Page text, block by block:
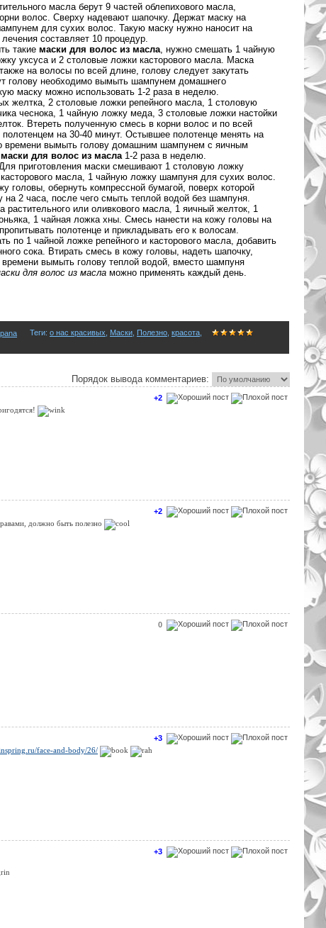
масла берут 9 частей облепихового масла,
волос. Сверху надевают шапочку. Держат маску на
для сухих волос. Такую маску нужно наносит на
составляет 10 процедур.
такие маски для волос из масла, нужно смешать 1 чайную
уксуса и 2 столовые ложки касторового масла. Маска
на волосы по всей длине, голову следует закутать
голову необходимо вымыть шампунем домашнего
маску можно использовать 1-2 раза в неделю.
желтка, 2 столовые ложки репейного масла, 1 столовую
чеснока, 1 чайную ложку меда, 3 столовые ложки настойки
Втереть полученную смесь в корни волос и по всей
на 30-40 минут. Остывшее полотенце менять на
времени вымыть голову домашним шампунем с яичным
маски для волос из масла1-2 раза в неделю.
приготовления маски смешивают 1 столовую ложку
масла, 1 чайную ложку шампуня для сухих волос.
головы, обернуть компрессной бумагой, поверх которой
на 2 часа, после чего смыть теплой водой без шампуня.
растительного или оливкового масла, 1 яичный желток, 1
1 чайная ложка хны. Смесь нанести на кожу головы на
полотенце и прикладывать его к волосам.
по 1 чайной ложке репейного и касторового масла, добавить
сока. Втирать смесь в кожу головы, надеть шапочку,
вымыть голову теплой водой, вместо шампуня
для волос из масла можно применять каждый день.
Теги: о нас красивых Маски Полезно красота
Порядок вывода комментариев:
+2
+2
должно быть полезно
0
+3
face-and-body/26/
+3